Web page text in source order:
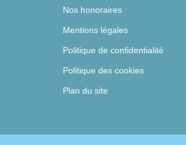
Nos honoraires
Mentions légales
Politique de confidentialité
Politique des cookies
Plan du site